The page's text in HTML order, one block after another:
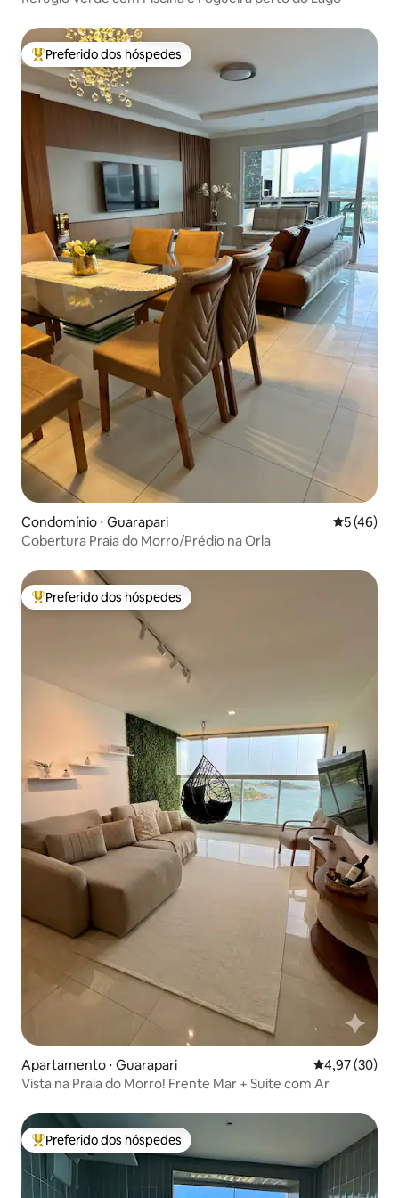
Entre os melhores preferidos dos hóspedes
Preferido dos hóspedes
Condomínio ⋅ Guarapari 5 de uma
5 (46)
Cobertura Praia do Morro/Prédio na Orla
Entre os melhores preferidos dos hóspedes
Preferido dos hóspedes
Apartamento ⋅ Guarapari 4,97 de uma
4,97 (30)
Vista na Praia do Morro! Frente Mar + Suíte com Ar
Entre os melhores preferidos dos hóspedes
Preferido dos hóspedes